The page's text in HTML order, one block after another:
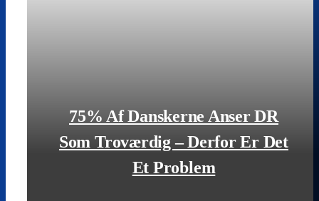
75% Af Danskerne Anser DR
Som Troværdig – Derfor Er Det
Et Problem